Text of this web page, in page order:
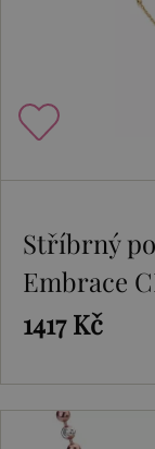
Stříbrný
Embrace
1417 Kč